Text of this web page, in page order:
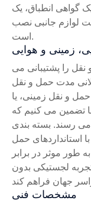
گواهی انطباق، یک
لوازم جانبی نصب
است.
زمینی و هوایی
را پشتیبانی می
مدت حمل و نقل
و نقل زمینی، یا
تضمین می کنیم که
رسند. بسته بندی
حمل
طور موثر در برابر
لجستیکی بدون
مشخصات فنی